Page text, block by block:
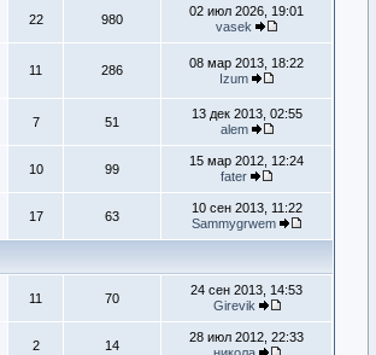
22 980
02 июл 2026, 19:01
vasek
11 286
08 мар 2013, 18:22
Izum
7 51
13 дек 2013, 02:55
alem
10 99
15 мар 2012, 12:24
fater
17 63
10 сен 2013, 11:22
Sammygrwem
11 70
24 сен 2013, 14:53
Girevik
2 14
28 июл 2012, 22:33